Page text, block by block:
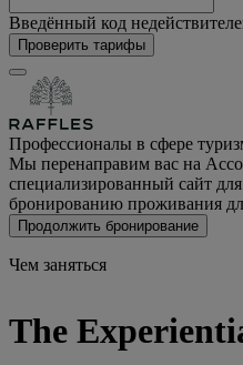
Введённый код
Проверить тарифы
Профессионалы в сфере
Мы перенаправим вас на
специализированный сайт
бронированию проживания
Продолжить бронирование
Чем заняться
The